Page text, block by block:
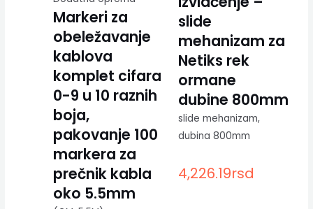
Markeri za
obeležavanje
kablova
komplet cifara
0-9 u 10 raznih
boja,
pakovanje 100
markera za
prečnik kabla
oko 5.5mm
slide
mehanizam za
Netiks rek
ormane
dubine 800mm
slide mehanizam,
dubina 800mm
4,226.19rsd